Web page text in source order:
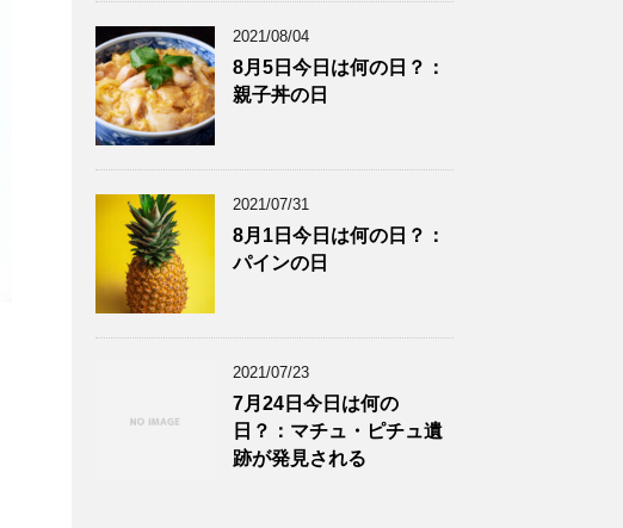
2021/08/04
8月5日今日は何の日？：
親子丼の日
2021/07/31
8月1日今日は何の日？：
パインの日
2021/07/23
7月24日今日は何の
日？：マチュ・ピチュ遺
跡が発見される